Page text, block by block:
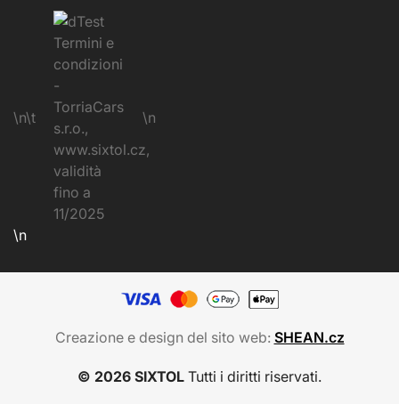
\n\t \n
\n
Creazione e design del sito web: SHEAN.cz
© 2026 SIXTOL Tutti i diritti riservati.